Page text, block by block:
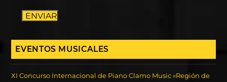
ENVIAR
EVENTOS MUSICALES
XI Concurso Internacional de Piano Clamo Music «Región de